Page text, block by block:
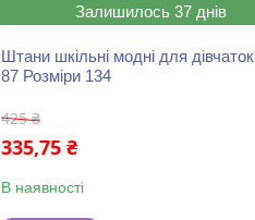
Залишилось 37 днів
Штани шкільні модні для
87 Розміри 134
425 ₴
335,75 ₴
В наявності